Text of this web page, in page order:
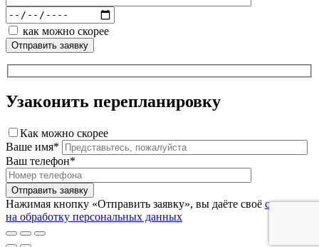
как можно скорее
Узаконить перепланировку
Как можно скорее
Ваше имя*
Ваш телефон*
Нажимая кнопку «Отправить заявку», вы даёте своё согласие
на обработку персональных данных